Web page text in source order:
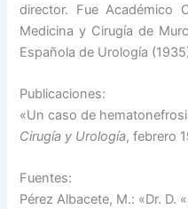
director. Fue Académico
Medicina y Cirugía de
Española de Urología
Publicaciones:
«Un caso de
Cirugía y Urología, febrero
Fuentes:
Pérez Albacete, M.: «Dr. D.